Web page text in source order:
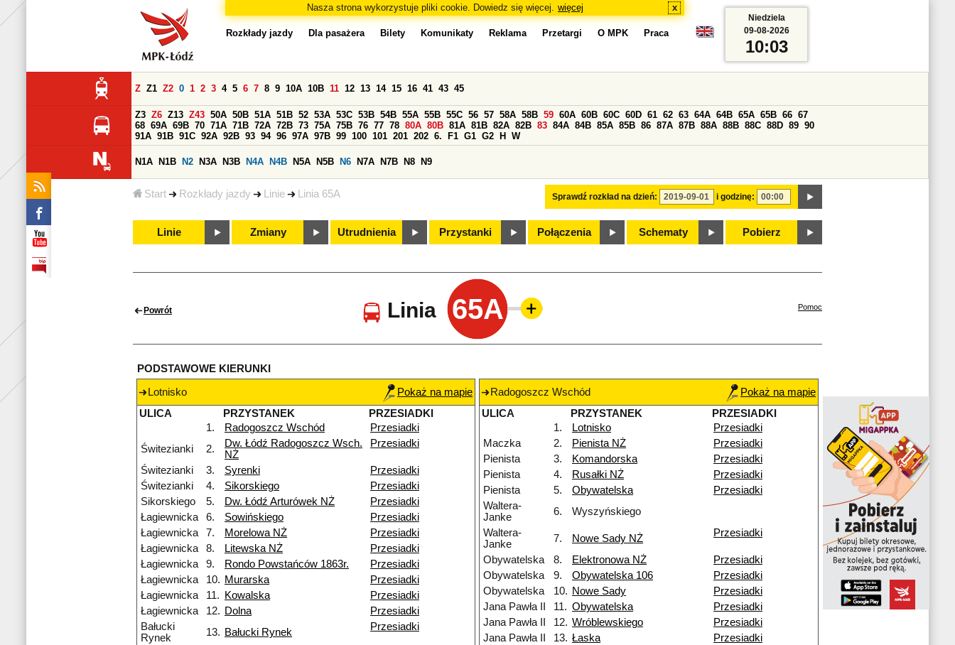
Nasza strona wykorzystuje pliki cookie. Dowiedz się więcej. więcej x
Start Rozkłady jazdy Linie Linia 65A
Rozkłady jazdy Dla pasażera Bilety Komunikaty Reklama Przetargi O MPK Praca
Sprawdź rozkład na dzień: i godzinę:
Z Z1 Z2 0 1 2 3 4 5 6 7 8 9 10A 10B 11 12 13 14 15 16 41 43 45
Z3 Z6 Z13 Z43 50A 50B 51A 51B 52 53A 53C 53B 54B 55A 55B 55C 56 57 58A 58B 59 60A 60B 60C 60D 61 62 63 64A 64B 65A 65B 66 67
68 69A 69B 70 71A 71B 72A 72B 73 75A 75B 76 77 78 80A 80B 81A 81B 82A 82B 83 84A 84B 85A 85B 86 87A 87B 88A 88B 88C 88D 89 90
91A 91B 91C 92A 92B 93 94 96 97A 97B 99 100 101 201 202 6. F1 G1 G2 H W
N1A N1B N2 N3A N3B N4A N4B N5A N5B N6 N7A N7B N8 N9
Linie Zmiany Utrudnienia Przystanki Połączenia Schematy Pobierz
Niedziela
09-08-2026
10:03
Powrót Linia 65A Pomoc
PODSTAWOWE KIERUNKI
Lotnisko
Pokaż na mapie
ULICA
PRZYSTANEK
PRZESIADKI
1.
Radogoszcz Wschód
Przesiadki
Świtezianki
2.
Dw. Łódź Radogoszcz Wsch.
NŻ
Przesiadki
Świtezianki 3. Syrenki
Przesiadki
Świtezianki
4. Sikorskiego
Przesiadki
Sikorskiego
5. Dw. Łódź Arturówek NŻ
Przesiadki
Łagiewnicka
6. Sowińskiego
Przesiadki
Łagiewnicka
7. Morelowa NŻ
Przesiadki
Łagiewnicka
8. Litewska NŻ
Przesiadki
Łagiewnicka
9. Rondo Powstańców 1863r.
Przesiadki
Łagiewnicka
10. Murarska
Przesiadki
Łagiewnicka
11. Kowalska
Przesiadki
Łagiewnicka
12. Dolna
Przesiadki
Bałucki
Rynek
13. Bałucki Rynek Przesiadki
Radogoszcz Wschód
Pokaż na mapie
ULICA
PRZYSTANEK
PRZESIADKI
1.
Lotnisko
Przesiadki
Maczka
2. Pienista NŻ
Przesiadki
Pienista
3. Komandorska
Przesiadki
Pienista
4. Rusałki NŻ
Przesiadki
Pienista
5. Obywatelska
Przesiadki
Waltera-
Janke
6.
Wyszyńskiego
Waltera-
Janke
7. Nowe Sady NŻ Przesiadki
Obywatelska 8. Elektronowa NŻ
Przesiadki
Obywatelska
9. Obywatelska 106
Przesiadki
Obywatelska
10. Nowe Sady
Przesiadki
Jana Pawła II
11. Obywatelska
Przesiadki
Jana Pawła II
12. Wróblewskiego
Przesiadki
Jana Pawła II
13. Łaska
Przesiadki